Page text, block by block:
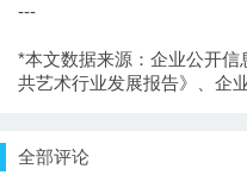
---
*本文数据来源：企业公开信
共艺术行业发展报告》、企
全部评论